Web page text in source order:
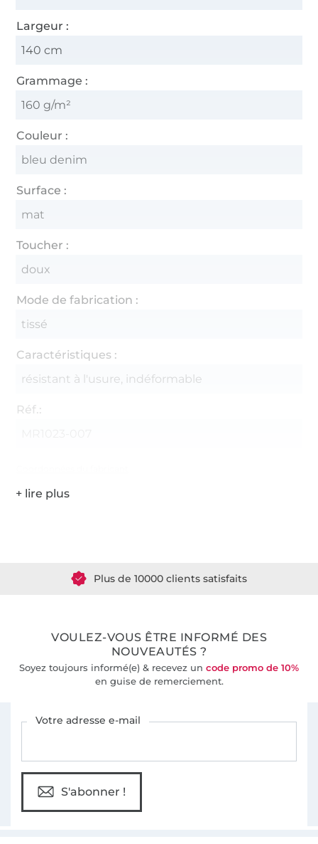
Largeur :
140 cm
Grammage :
160 g/m²
Couleur :
bleu denim
Surface :
mat
Toucher :
doux
Mode de fabrication :
tissé
Caractéristiques :
résistant à l'usure, indéformable
Réf.:
Plus de 10000 clients satisfaits
VOULEZ-VOUS ÊTRE INFORMÉ DES
NOUVEAUTÉS ?
Soyez toujours informé(e) & recevez un code promo de 10%
en guise de remerciement.
Votre adresse e-mail
S'abonner !